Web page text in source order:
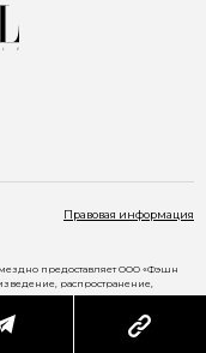
Правовая информация
предоставляет ООО «Фэшн
распространение,
материалов и доведение их до